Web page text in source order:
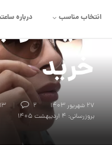
انتخاب مناسب درباره
شیک و
خرید
۲۷ شهریور ۱۴۰۳ 2
13 دقیقه
بروزرسانی: ۴ اردیبهشت ۱۴۰۵